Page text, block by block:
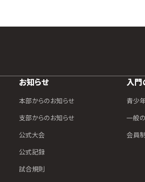
お知らせ
本部からのお知らせ
支部からのお知らせ
公式大会
公式記録
試合規則
入門
青少
一般
会員